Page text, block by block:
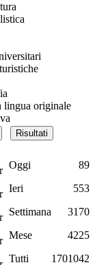
lingua originale
Oggi
89
Ieri
553
Settimana
3170
Mese
4225
Tutti
1701042